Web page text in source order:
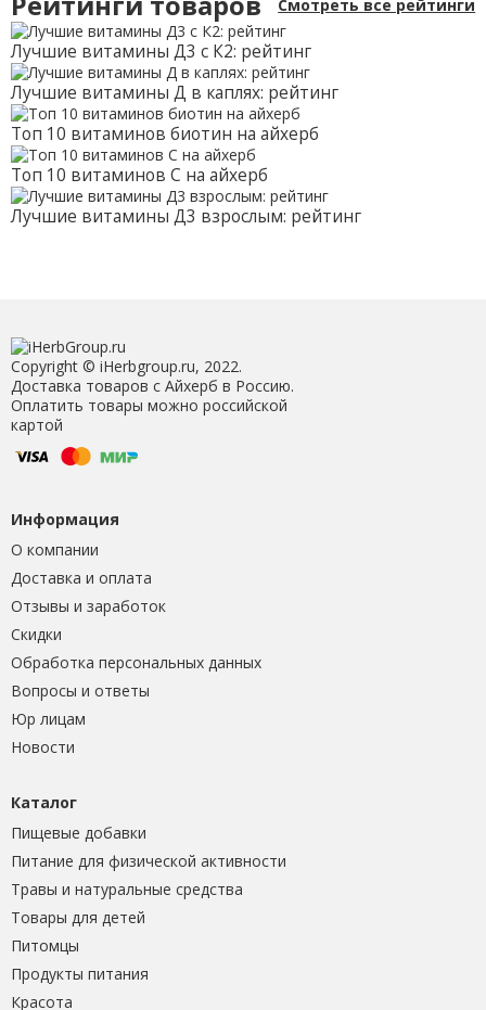
Смотреть все рейтинги
Лучшие витамины Д3 с К2: рейтинг
Лучшие витамины Д в каплях: рейтинг
Топ 10 витаминов биотин на айхерб
Топ 10 витаминов С на айхерб
Лучшие витамины Д3 взрослым: рейтинг
Copyright © iHerbgroup.ru, 2022.
Доставка товаров с Айхерб в Россию.
Оплатить товары можно российской
картой
Информация
О компании
Доставка и оплата
Отзывы и заработок
Скидки
Обработка персональных данных
Вопросы и ответы
Юр лицам
Новости
Каталог
Пищевые добавки
Питание для физической активности
Травы и натуральные средства
Товары для детей
Питомцы
Продукты питания
Красота